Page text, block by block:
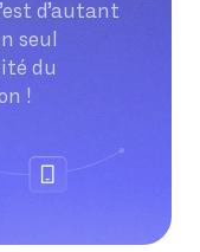
d’autant
seul
du
!